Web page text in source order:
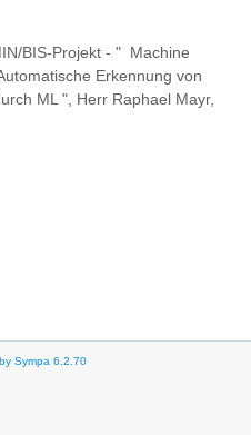
BIS-Projekt - " Machine
Erkennung von
ML ", Herr Raphael Mayr,
Sympa 6.2.70